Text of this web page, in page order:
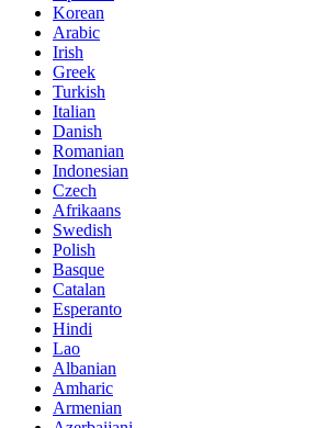
Korean
Arabic
Irish
Greek
Turkish
Italian
Danish
Romanian
Indonesian
Czech
Afrikaans
Swedish
Polish
Basque
Catalan
Esperanto
Hindi
Lao
Albanian
Amharic
Armenian